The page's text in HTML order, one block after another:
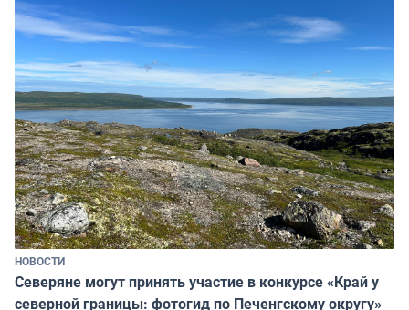
НОВОСТИ
Северяне могут принять участие в конкурсе «Край у
северной границы: фотогид по Печенгскому округу»